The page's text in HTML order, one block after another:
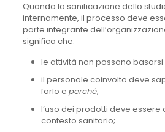
Quando la sanificazione dello
internamente, il processo deve
parte integrante
significa che:
le attività non possono basarsi
il personale coinvolto deve
farlo e perché;
l’uso dei prodotti deve essere
contesto sanitario;